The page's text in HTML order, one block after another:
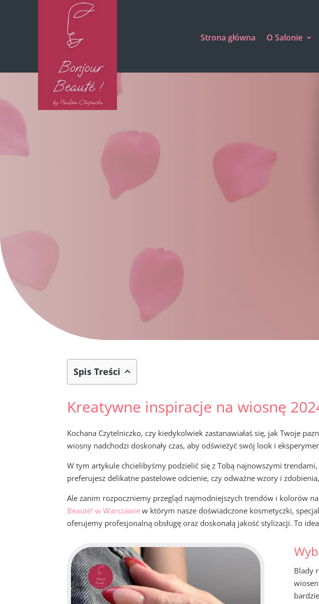
Strona główna O Salonie
Spis Treści
Kreatywne inspiracje na wiosnę
Kochana Czytelniczko, czy kiedykolwiek zastanawiałaś się, jak Twoje
wiosny nadchodzi doskonały czas, aby odświeżyć swój look i
W tym artykule chcielibyśmy podzielić się z Tobą najnowszymi
preferujesz delikatne pastelowe odcienie, czy odważne wzory i
Ale zanim rozpoczniemy przegląd najmodniejszych trendów i kolorów
Beauté! w Warszawie w którym nasze doświadczone kosmetyczki,
oferujemy profesjonalną obsługę oraz doskonałą jakość stylizacji. To
Blady